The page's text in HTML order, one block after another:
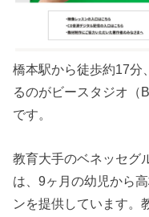
橋本駅から徒歩約17分
るのがビースタジオ（
です。
教育大手のベネッセグ
は、9ヶ月の幼児から
ンを提供しています。